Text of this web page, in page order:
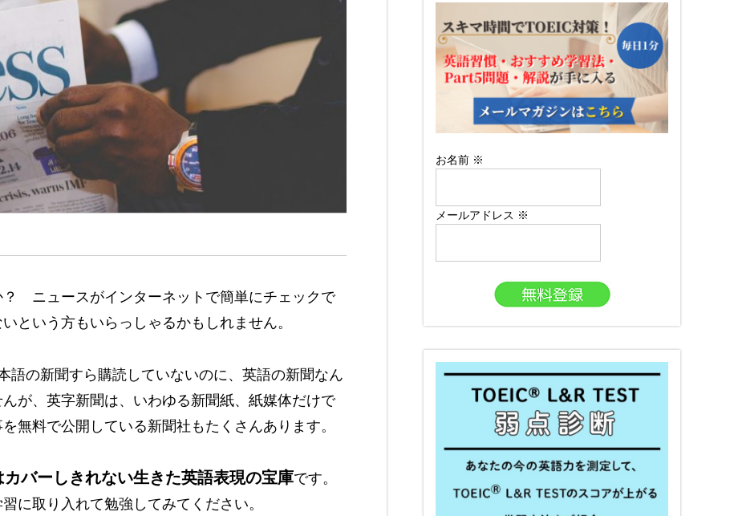
ニュースがインターネットで簡単にチェックで
という方もいらっしゃるかもしれません。
語の新聞すら購読していないのに、英語の新聞なん
が、英字新聞は、いわゆる新聞紙、紙媒体だけで
無料で公開している新聞社もたくさんあります。
バーしきれない生きた英語表現の宝庫です。
に取り入れて勉強してみてください。
お名前 ※
メールアドレス ※